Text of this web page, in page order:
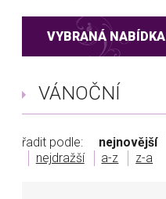
VYBRANÁ NABÍDKA
VÁNOČNÍ
řadit podle: nejnovější
nejdražší
a-z z-a